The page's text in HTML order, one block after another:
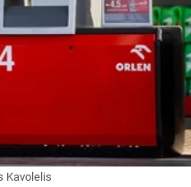
Kavolelis